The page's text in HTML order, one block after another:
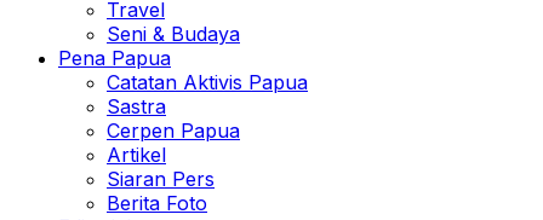
Travel
Seni & Budaya
Pena Papua
Catatan Aktivis Papua
Sastra
Cerpen Papua
Artikel
Siaran Pers
Berita Foto